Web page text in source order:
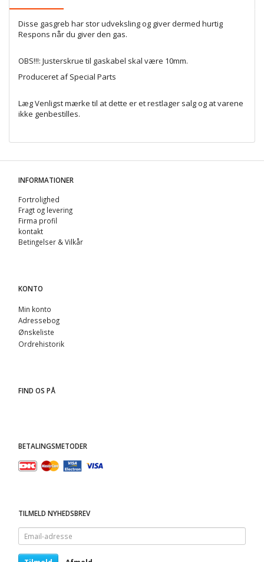
Disse gasgreb har stor udveksling og giver dermed hurtig
Respons når du giver den gas.
OBS!!!: Justerskrue til gaskabel skal være 10mm.
Produceret af Special Parts
Læg Venligst mærke til at dette er et restlager salg og at varene
ikke genbestilles.
INFORMATIONER
Fortrolighed
Fragt og levering
Firma profil
kontakt
Betingelser & Vilkår
KONTO
Min konto
Adressebog
Ønskeliste
Ordrehistorik
FIND OS PÅ
BETALINGSMETODER
TILMELD NYHEDSBREV
Email-
adresse